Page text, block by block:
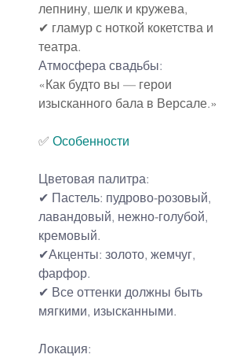
лепнину, шелк и кружева,
✔ гламур с ноткой кокетства и
театра.
Атмосфера свадьбы:
«Как будто вы — герои
изысканного бала в Версале.»
✅ Особенности
Цветовая палитра:
✔ Пастель: пудрово-розовый,
лавандовый, нежно-голубой,
кремовый.
✔Акценты: золото, жемчуг,
фарфор.
✔ Все оттенки должны быть
мягкими, изысканными.
Локация: